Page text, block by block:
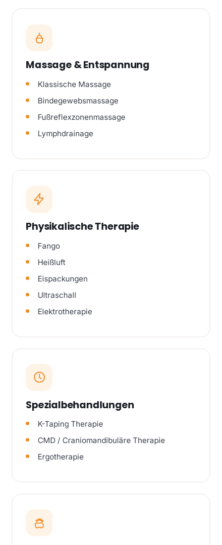
Massage & Entspannung
Klassische Massage
Bindegewebsmassage
Fußreflexzonenmassage
Lymphdrainage
Physikalische Therapie
Fango
Heißluft
Eispackungen
Ultraschall
Elektrotherapie
Spezialbehandlungen
K-Taping Therapie
CMD / Craniomandibuläre Therapie
Ergotherapie